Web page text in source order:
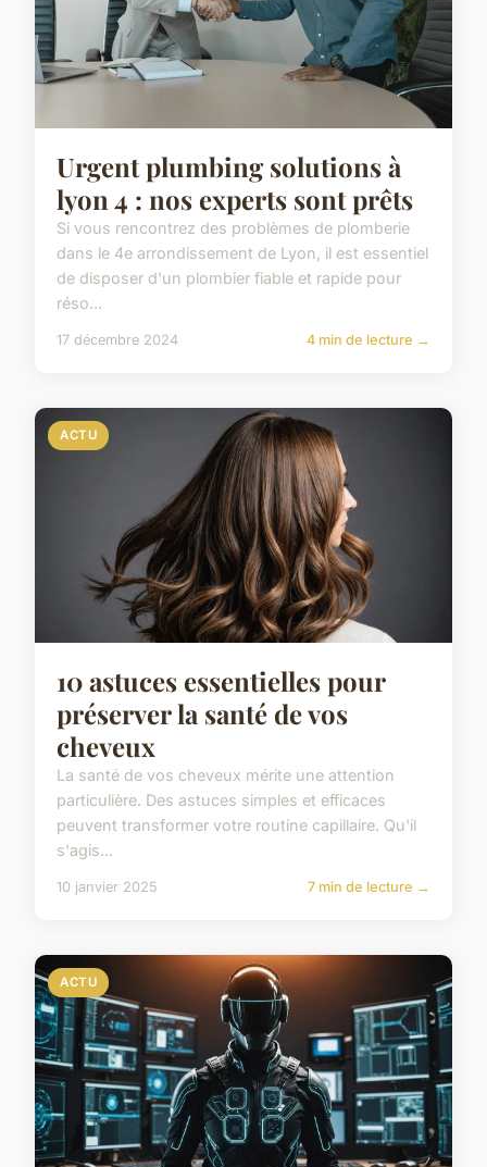
Urgent plumbing solutions à
lyon 4 : nos experts sont prêts
Si vous rencontrez des problèmes de plomberie
dans le 4e arrondissement de Lyon, il est essentiel
de disposer d'un plombier fiable et rapide pour
réso...
17 décembre 2024 4 min de lecture →
ACTU
10 astuces essentielles pour
préserver la santé de vos
cheveux
La santé de vos cheveux mérite une attention
particulière. Des astuces simples et efficaces
peuvent transformer votre routine capillaire. Qu'il
s'agis...
10 janvier 2025 7 min de lecture →
ACTU